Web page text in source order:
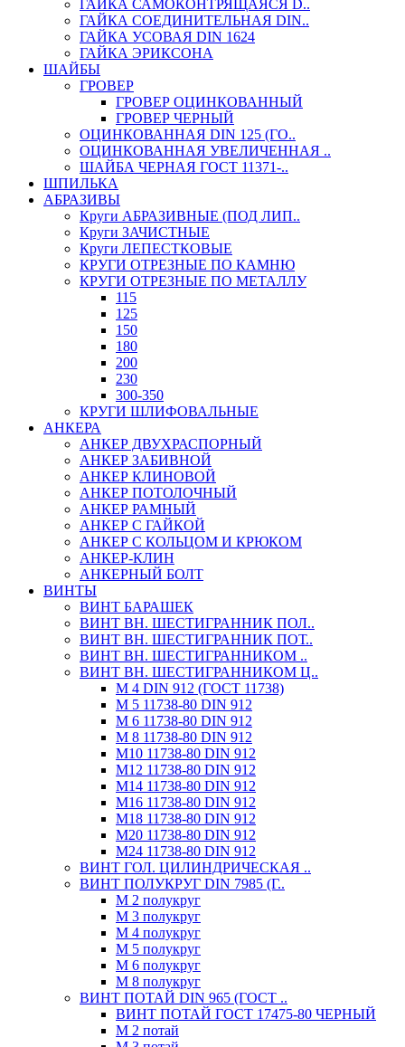
ГАЙКА САМОКОНТРЯЩАЯСЯ D..
ГАЙКА СОЕДИНИТЕЛЬНАЯ DIN..
ГАЙКА УСОВАЯ DIN 1624
ГАЙКА ЭРИКСОНА
ШАЙБЫ
ГРОВЕР
ГРОВЕР ОЦИНКОВАННЫЙ
ГРОВЕР ЧЕРНЫЙ
ОЦИНКОВАННАЯ DIN 125 (ГО..
ОЦИНКОВАННАЯ УВЕЛИЧЕННАЯ ..
ШАЙБА ЧЕРНАЯ ГОСТ 11371-..
ШПИЛЬКА
АБРАЗИВЫ
Круги АБРАЗИВНЫЕ (ПОД ЛИП..
Круги ЗАЧИСТНЫЕ
Круги ЛЕПЕСТКОВЫЕ
КРУГИ ОТРЕЗНЫЕ ПО КАМНЮ
КРУГИ ОТРЕЗНЫЕ ПО МЕТАЛЛУ
115
125
150
180
200
230
300-350
КРУГИ ШЛИФОВАЛЬНЫЕ
АНКЕРА
АНКЕР ДВУХРАСПОРНЫЙ
АНКЕР ЗАБИВНОЙ
АНКЕР КЛИНОВОЙ
АНКЕР ПОТОЛОЧНЫЙ
АНКЕР РАМНЫЙ
АНКЕР С ГАЙКОЙ
АНКЕР С КОЛЬЦОМ И КРЮКОМ
АНКЕР-КЛИН
АНКЕРНЫЙ БОЛТ
ВИНТЫ
ВИНТ БАРАШЕК
ВИНТ ВН. ШЕСТИГРАННИК ПОЛ..
ВИНТ ВН. ШЕСТИГРАННИК ПОТ..
ВИНТ ВН. ШЕСТИГРАННИКОМ ..
ВИНТ ВН. ШЕСТИГРАННИКОМ Ц..
М 4 DIN 912 (ГОСТ 11738)
М 5 11738-80 DIN 912
М 6 11738-80 DIN 912
М 8 11738-80 DIN 912
М10 11738-80 DIN 912
М12 11738-80 DIN 912
М14 11738-80 DIN 912
М16 11738-80 DIN 912
М18 11738-80 DIN 912
М20 11738-80 DIN 912
М24 11738-80 DIN 912
ВИНТ ГОЛ. ЦИЛИНДРИЧЕСКАЯ ..
ВИНТ ПОЛУКРУГ DIN 7985 (Г..
М 2 полукруг
М 3 полукруг
М 4 полукруг
М 5 полукруг
М 6 полукруг
М 8 полукруг
ВИНТ ПОТАЙ DIN 965 (ГОСТ ..
ВИНТ ПОТАЙ ГОСТ 17475-80 ЧЕРНЫЙ
М 2 потай